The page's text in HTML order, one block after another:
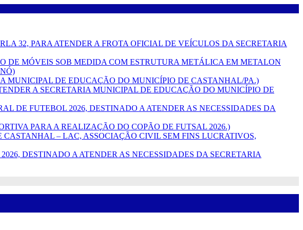
32, PARA ATENDER A FROTA OFICIAL DE VEÍCULOS DA SECRETARIA
DE MÓVEIS SOB MEDIDA COM ESTRUTURA METÁLICA EM METALON
MUNICIPAL DE EDUCAÇÃO DO MUNICÍPIO DE CASTANHAL/PA.)
A SECRETARIA MUNICIPAL DE EDUCAÇÃO DO MUNICÍPIO DE
DE FUTEBOL 2026, DESTINADO A ATENDER AS NECESSIDADES DA
PARA A REALIZAÇÃO DO COPÃO DE FUTSAL 2026.)
– LAC, ASSOCIAÇÃO CIVIL SEM FINS LUCRATIVOS,
DESTINADO A ATENDER AS NECESSIDADES DA SECRETARIA